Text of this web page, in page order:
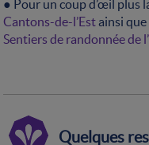
● Pour un coup d’œil plus
Cantons-de-l’Estainsi que
Sentiers de randonnée de
Quelques